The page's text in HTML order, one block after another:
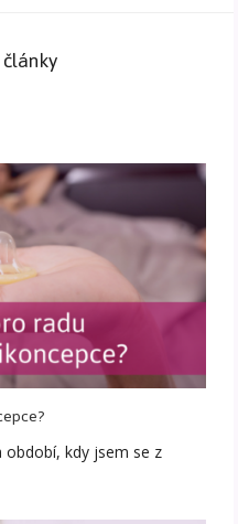
období, kdy jsem se z